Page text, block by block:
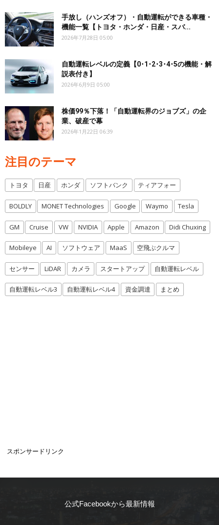
手放し（ハンズオフ）・自動運転ができる車種・
機能一覧【トヨタ・ホンダ・日産・スバ...
2026年7月28日 05:00
自動運転レベルの定義【0･1･2･3･4･5の機能・解
説表付き】
2026年6月9日 05:00
株価99％下落！「自動運転界のジョブズ」の企
業、破産で幕
2026年1月22日 06:39
注目のテーマ
トヨタ 日産 ホンダ ソフトバンク ティアフォー
BOLDLY MONET Technologies Google Waymo Tesla
GM Cruise VW NVIDIA Apple Amazon Didi Chuxing
Mobileye AI ソフトウェア MaaS 空飛ぶクルマ
センサー LiDAR カメラ スタートアップ 自動運転レベル
自動運転レベル3 自動運転レベル4 資金調達 まとめ
スポンサードリンク
公式Facebookから最新情報